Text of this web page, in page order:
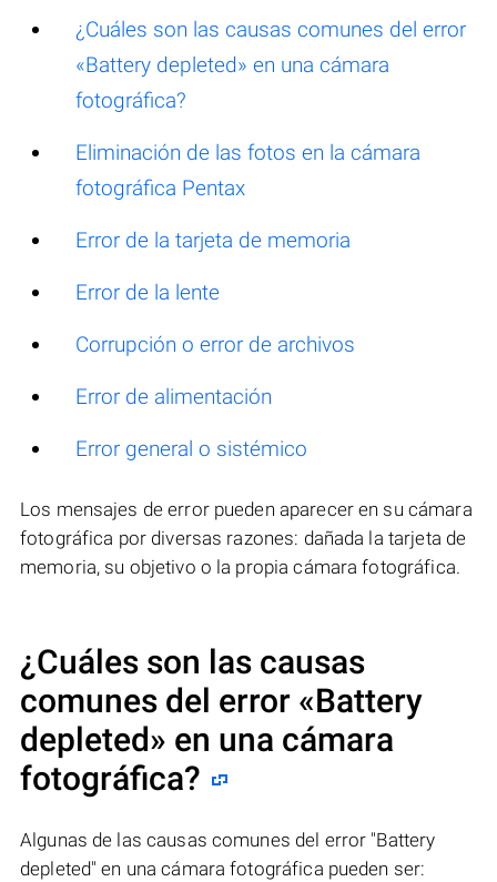
¿Cuáles son las causas comunes del error
«Battery depleted» en una cámara
fotográfica?
Eliminación de las fotos en la cámara
fotográfica Pentax
Error de la tarjeta de memoria
Error de la lente
Corrupción o error de archivos
Error de alimentación
Error general o sistémico
Los mensajes de error pueden aparecer en su cámara
fotográfica por diversas razones: dañada la tarjeta de
memoria, su objetivo o la propia cámara fotográfica.
¿Cuáles son las causas
comunes del error «Battery
depleted» en una cámara
fotográfica?
Algunas de las causas comunes del error "Battery
depleted" en una cámara fotográfica pueden ser: